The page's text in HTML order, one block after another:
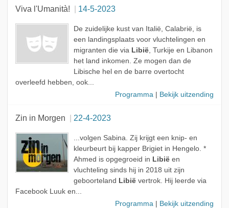
Viva l'Umanità! 14-5-2023
De zuidelijke kust van Italië, Calabrië, is
een landingsplaats voor vluchtelingen en
migranten die via Libië, Turkije en Libanon
het land inkomen. Ze mogen dan de
Libische hel en de barre overtocht
overleefd hebben, ook...
Programma | Bekijk uitzending
Zin in Morgen 22-4-2023
...volgen Sabina. Zij krijgt een knip- en
kleurbeurt bij kapper Brigiet in Hengelo. *
Ahmed is opgegroeid in Libiëen
vluchteling sinds hij in 2018 uit zijn
geboorteland Libiëvertrok. Hij leerde via
Facebook Luuk en...
Programma | Bekijk uitzending